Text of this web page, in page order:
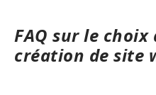
FAQ sur le choix
création de site